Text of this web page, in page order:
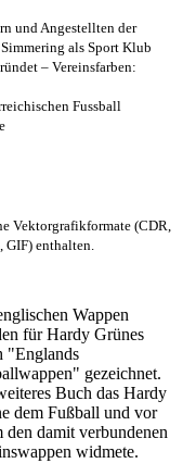
und Angestellten der
als Sport Klub
– Vereinsfarben:
Fussball
Vektorgrafikformate (CDR,
GIF) enthalten.
Wappen
für Hardy Grünes
"Englands
gezeichnet.
Buch das Hardy
dem Fußball und vor
den damit verbundenen
widmete.